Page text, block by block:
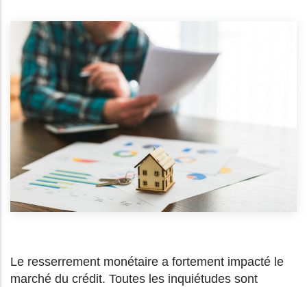
Le resserrement monétaire a fortement impacté le
marché du crédit. Toutes les inquiétudes sont